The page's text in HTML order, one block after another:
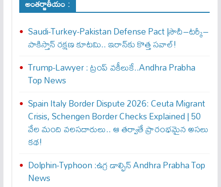
అంతర్జాతీయం :
Saudi-Turkey-Pakistan Defense Pact |సౌదీ–టర్కీ–
పాకిస్తాన్ రక్షణ కూటమి.. ఇరాన్‌కు కొత్త సవాల్!
Trump-Lawyer : ట్రంప్ వ‌కీలుకే..Andhra Prabha
Top News
Spain Italy Border Dispute 2026: Ceuta Migrant
Crisis, Schengen Border Checks Explained | 50
వేల మంది వలసదారులు.. ఆ తర్వాతే ప్రారంభ‌మైన అసలు
కథ!
Dolphin-Typhoon :ఉగ్ర డాల్ఫిన్ Andhra Prabha Top
News